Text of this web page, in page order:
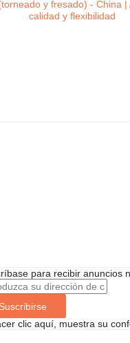
para recibir anuncios
Suscribirse
clic aquí, muestra su